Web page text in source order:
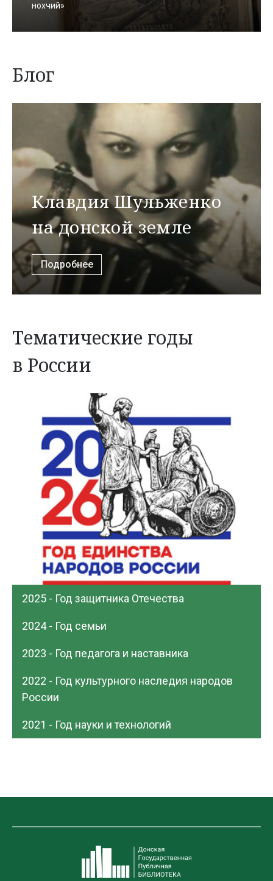
нохчий»
Блог
Клавдия Шульженко
на донской земле
Подробнее
Тематические годы
в России
2025 - Год защитника Отечества
2024 - Год семьи
2023 - Год педагога и наставника
2022 - Год культурного наследия народов
России
2021 - Год науки и технологий